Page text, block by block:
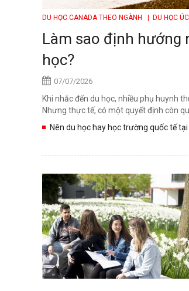
DU HỌC CANADA THEO NGÀNH | DU HỌC
Làm sao định hướng
học?
07/07/2026
Khi nhắc đến du học, nhiều phụ huynh
Nhưng thực tế, có một quyết định còn
Nên du học hay học trường quốc tế